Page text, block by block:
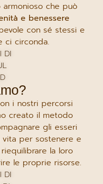
che può
e benessere
con sé stessi e
ci circonda.
DI
i nostri percorsi
creato il metodo
gli esseri
vita per sostenere e
la loro
le proprie risorse.
DI